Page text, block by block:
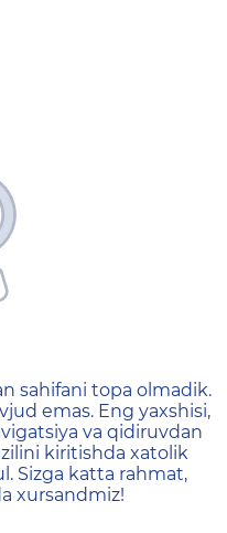
не
sahifani topa olmadik.
emas. Eng yaxshisi,
va qidiruvdan
kiritishda xatolik
Sizga katta rahmat,
xursandmiz!